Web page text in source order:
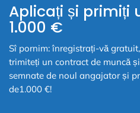
Aplicați și primiți
1.000 €
Sî pornim: înregistrați-vă
trimiteți un contract de muncă
semnate de noul angajator și
de1.000 €!